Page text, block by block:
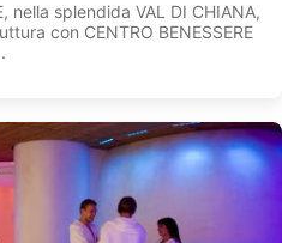
nella splendida VAL DI CHIANA,
con CENTRO BENESSERE